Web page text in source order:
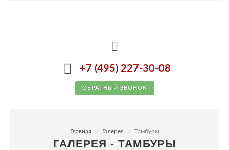
+7 (495) 227-30-08
ОБРАТНЫЙ ЗВОНОК
Главная Галерея Тамбуры
ГАЛЕРЕЯ - ТАМБУРЫ